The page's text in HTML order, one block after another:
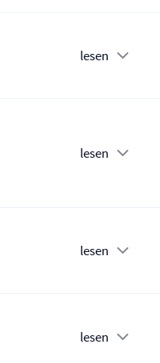
lesen
lesen
lesen
lesen